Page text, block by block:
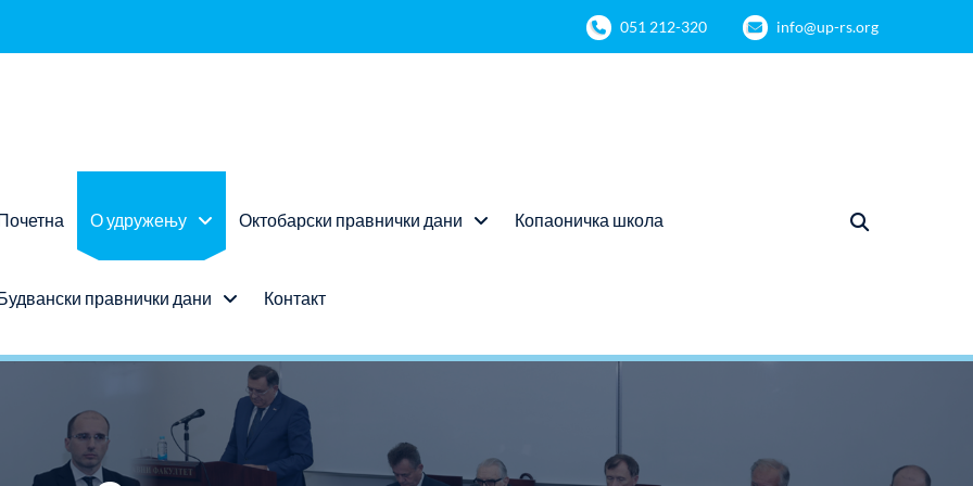
051 212-320 info@up-rs.org
О удружењу Октобарски правнички дани Копаоничка школа
правнички дани Контакт